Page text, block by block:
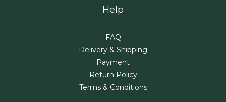
Help
FAQ
Delivery & Shipping
Payment
Return Policy
Terms & Conditions